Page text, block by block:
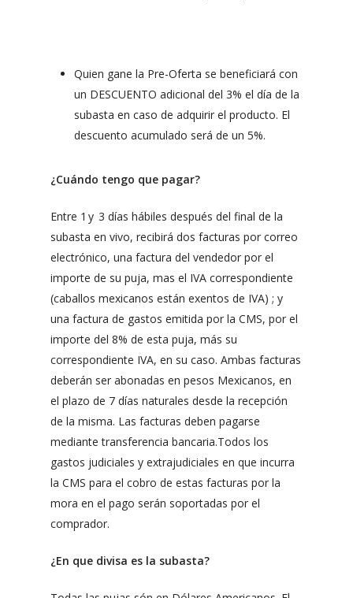
Quien gane la Pre-Oferta se beneficiará con
un DESCUENTO adicional del 3% el día de la
subasta en caso de adquirir el producto. El
descuento acumulado será de un 5%.
¿Cuándo tengo que pagar?
Entre 1 y 3 días hábiles después del final de la
subasta en vivo, recibirá dos facturas por correo
electrónico, una factura del vendedor por el
importe de su puja, mas el IVA correspondiente
(caballos mexicanos están exentos de IVA) ; y
una factura de gastos emitida por la CMS, por el
importe del 8% de esta puja, más su
correspondiente IVA, en su caso. Ambas facturas
deberán ser abonadas en pesos Mexicanos, en
el plazo de 7 días naturales desde la recepción
de la misma. Las facturas deben pagarse
mediante transferencia bancaria.Todos los
gastos judiciales y extrajudiciales en que incurra
la CMS para el cobro de estas facturas por la
mora en el pago serán soportadas por el
comprador.
¿En que divisa es la subasta?